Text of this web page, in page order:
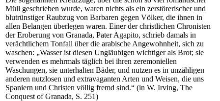
Müll geschrieben wurde, waren nichts als ein zerstörerischer und
blutrünstiger Raubzug von Barbaren gegen Völker, die ihnen in
allen Belangen überlegen waren. Einer der christlichen Chronisten
der Eroberung von Granada, Pater Agapito, schrieb damals in
verächtlichem Tonfall über die arabische Angewohnheit, sich zu
waschen: „Wasser ist diesen Ungläubigen wichtiger als Brot; sie
verwenden es mehrmals täglich bei ihren zeremoniellen
Waschungen, sie unterhalten Bäder, und nutzen es in unzähligen
anderen nutzlosen und extravaganten Arten und Weisen, die uns
Spaniern und Christen völlig fremd sind.“ (in W. Irving, The
Conquest of Granada, S. 251)